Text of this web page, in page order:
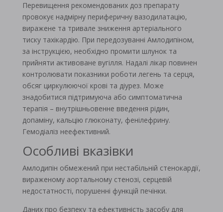
Перевищення рекомендованих доз препарату
провокує надмірну периферичну вазодилатацію,
виражене та тривале зниження артеріального
тиску тахікардію. При передозуванні Амлодипіном,
за інструкцією, необхідно промити шлунок та
прийняти активоване вугілля. Надалі лікар повинен
контролювати показники роботи легень та серця,
обсяг циркулюючої крові та діурез. Може
знадобитися підтримуюча або симптоматична
терапія – внутрішньовенне введення рідин,
допаміну, кальцію глюконату, фенілефрину.
Гемодіаліз неефективний.
Особливі вказівки
Амлодипін обмежений при нестабільній стенокардії,
вираженому аортальному стенозі, серцевій
недостатності, порушенні функцій печінки.
Даних про безпеку та ефективність засобу для